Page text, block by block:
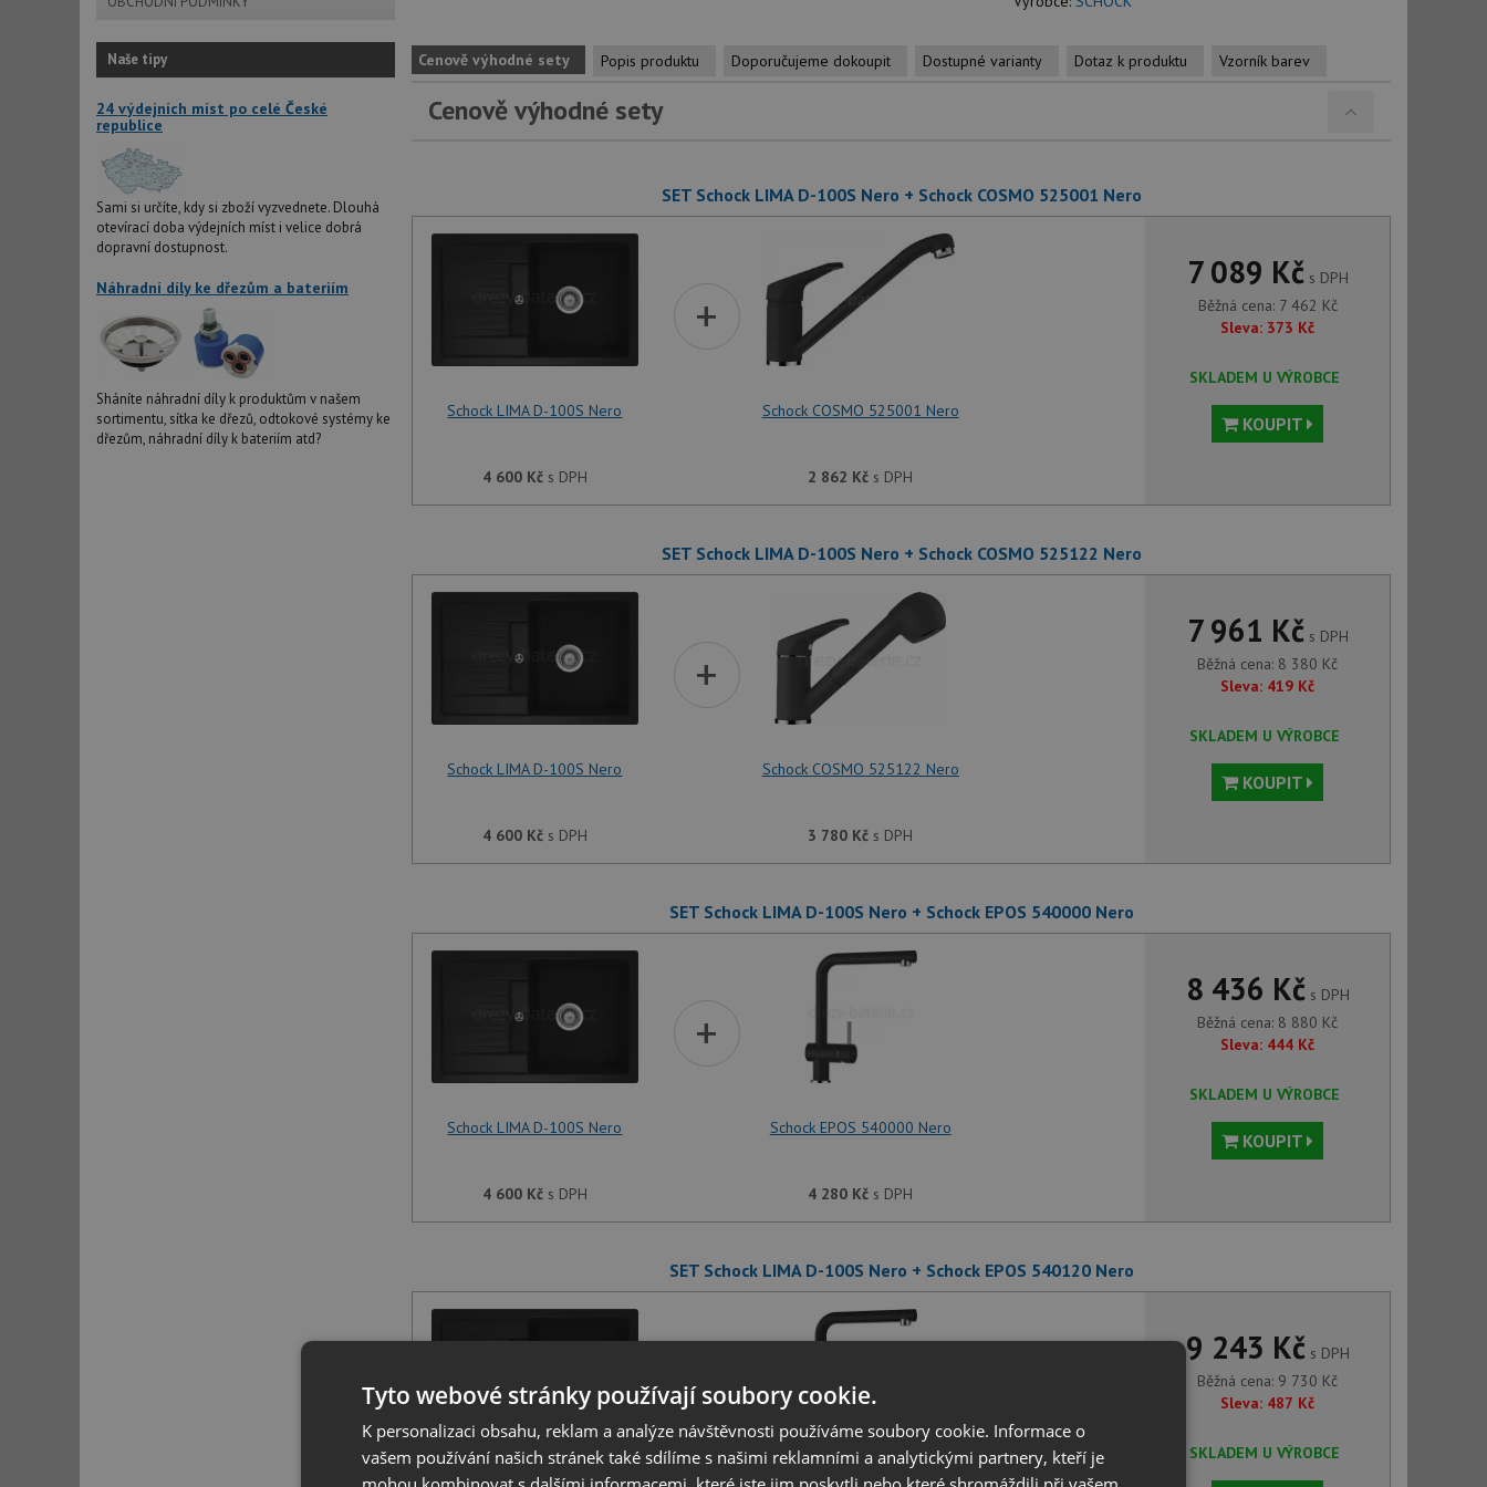
Naše tipy
24 výdejních míst po celé České
republice
Sami si určíte, kdy si zboží vyzvednete. Dlouhá
otevírací doba výdejních míst i velice dobrá
dopravní dostupnost.
Náhradní díly ke dřezům a bateriím
Sháníte náhradní díly k produktům v našem
sortimentu, sítka ke dřezů, odtokové systémy ke
dřezům, náhradní díly k bateriím atd?
Cenově výhodné sety Popis produktu Doporučujeme dokoupit Dostupné varianty Dotaz k produktu Vzorník barev
Cenově výhodné sety
SET Schock LIMA D-100S Nero + Schock COSMO 525001 Nero
Schock LIMA D-100S Nero
4 600 Kčs DPH
+
Schock COSMO 525001 Nero
2 862 Kč s DPH
7 089 Kčs DPH
Běžná cena: 7 462 Kč
Sleva: 373 Kč
SKLADEM U VÝROBCE
KOUPIT
SET Schock LIMA D-100S Nero + Schock COSMO 525122 Nero
Schock LIMA D-100S Nero
4 600 Kčs DPH
+
Schock COSMO 525122 Nero
3 780 Kč s DPH
7 961 Kčs DPH
Běžná cena: 8 380 Kč
Sleva: 419 Kč
SKLADEM U VÝROBCE
KOUPIT
SET Schock LIMA D-100S Nero + Schock EPOS 540000 Nero
Schock LIMA D-100S Nero
4 600 Kčs DPH
+
Schock EPOS 540000 Nero
4 280 Kč s DPH
8 436 Kčs DPH
Běžná cena: 8 880 Kč
Sleva: 444 Kč
SKLADEM U VÝROBCE
KOUPIT
SET Schock LIMA D-100S Nero + Schock EPOS 540120 Nero
+
9 243 Kčs DPH
Běžná cena: 9 730 Kč
Sleva: 487 Kč
SKLADEM U VÝROBCE
Tyto webové stránky používají soubory cookie.
K personalizaci obsahu, reklam a analýze návštěvnosti používáme soubory cookie. Informace o
vašem používání našich stránek také sdílíme s našimi reklamními a analytickými partnery, kteří je